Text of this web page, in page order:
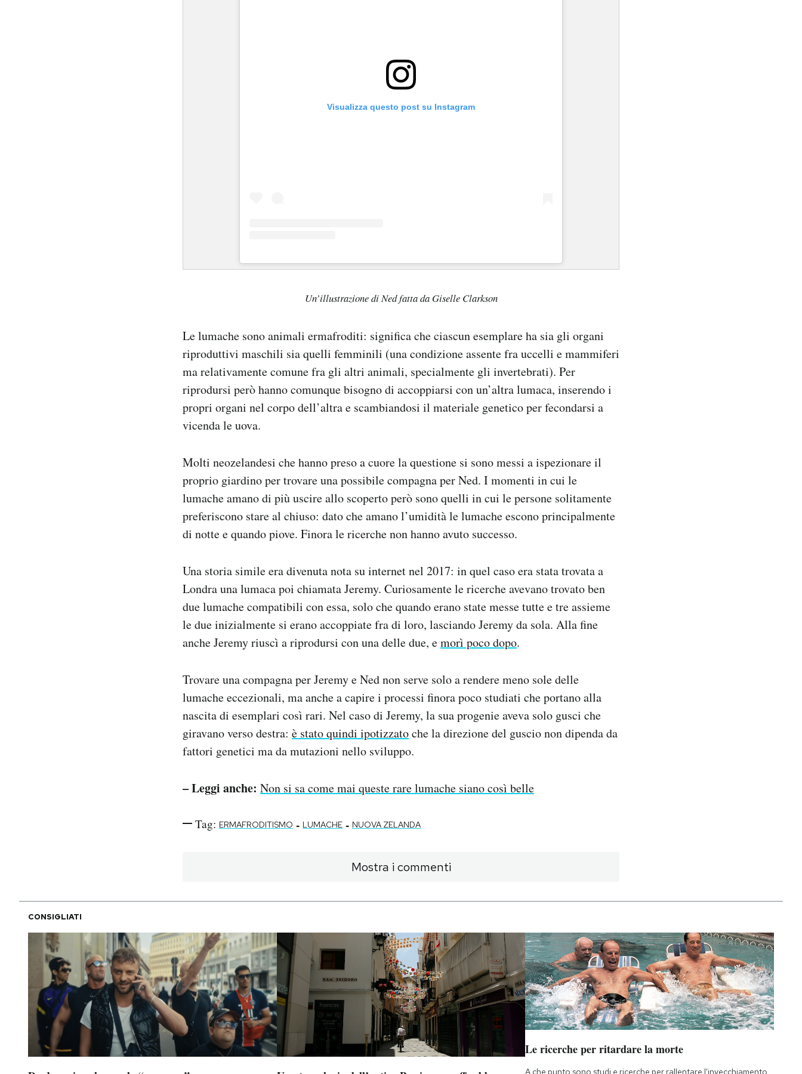
Visualizza questo post su Instagram
Un’illustrazione di Ned fatta da Giselle Clarkson
Le lumache sono animali ermafroditi: significa che ciascun esemplare ha sia gli organi
riproduttivi maschili sia quelli femminili (una condizione assente fra uccelli e mammiferi
ma relativamente comune fra gli altri animali, specialmente gli invertebrati). Per
riprodursi però hanno comunque bisogno di accoppiarsi con un’altra lumaca, inserendo i
propri organi nel corpo dell’altra e scambiandosi il materiale genetico per fecondarsi a
vicenda le uova.
Molti neozelandesi che hanno preso a cuore la questione si sono messi a ispezionare il
proprio giardino per trovare una possibile compagna per Ned. I momenti in cui le
lumache amano di più uscire allo scoperto però sono quelli in cui le persone solitamente
preferiscono stare al chiuso: dato che amano l’umidità le lumache escono principalmente
di notte e quando piove. Finora le ricerche non hanno avuto successo.
Una storia simile era divenuta nota su internet nel 2017: in quel caso era stata trovata a
Londra una lumaca poi chiamata Jeremy. Curiosamente le ricerche avevano trovato ben
due lumache compatibili con essa, solo che quando erano state messe tutte e tre assieme
le due inizialmente si erano accoppiate fra di loro, lasciando Jeremy da sola. Alla fine
anche Jeremy riuscì a riprodursi con una delle due, emorì poco dopo.
Trovare una compagna per Jeremy e Ned non serve solo a rendere meno sole delle
lumache eccezionali, ma anche a capire i processi finora poco studiati che portano alla
nascita di esemplari così rari. Nel caso di Jeremy, la sua progenie aveva solo gusci che
giravano verso destra: è stato quindi ipotizzatoche la direzione del guscio non dipenda da
fattori genetici ma da mutazioni nello sviluppo.
– Leggi anche: Non si sa come mai queste rare lumache siano così belle
Tag: ERMAFRODITISMO - LUMACHE - NUOVA ZELANDA
Mostra i commenti
CONSIGLIATI
Le ricerche per ritardare la morte
A che punto sono studi e ricerche per rallentare l'invecchiamento